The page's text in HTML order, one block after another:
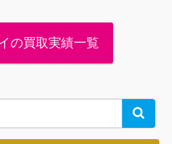
の買取実績一覧
Search